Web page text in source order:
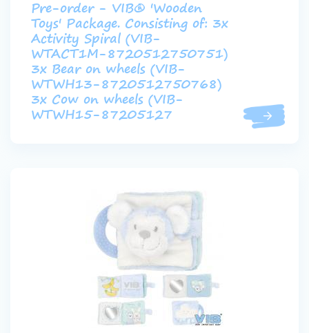
Pre-order - VIB® 'Wooden
Toys' Package. Consisting of: 3x
Activity Spiral (VIB-
WTACT1M-8720512750751)
3x Bear on wheels (VIB-
WTWH13-8720512750768)
3x Cow on wheels (VIB-
WTWH15-87205127